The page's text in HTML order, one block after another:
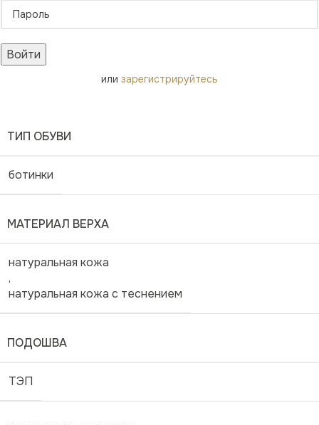
Войти
или зарегистрируйтесь
ТИП ОБУВИ
ботинки
МАТЕРИАЛ ВЕРХА
натуральная кожа
,
натуральная кожа с теснением
ПОДОШВА
ТЭП